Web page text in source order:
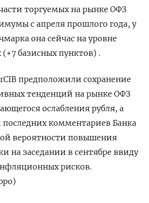
торгуемых на рынке ОФЗ
с апреля прошлого года, у
она сейчас на уровне
(+7 базисных пунктов) .
предположили сохранение
тенденций на рынке ОФЗ
ослабления рубля, а
последних комментариев Банка
вероятности повышения
на заседании в сентябре ввиду
рисков.